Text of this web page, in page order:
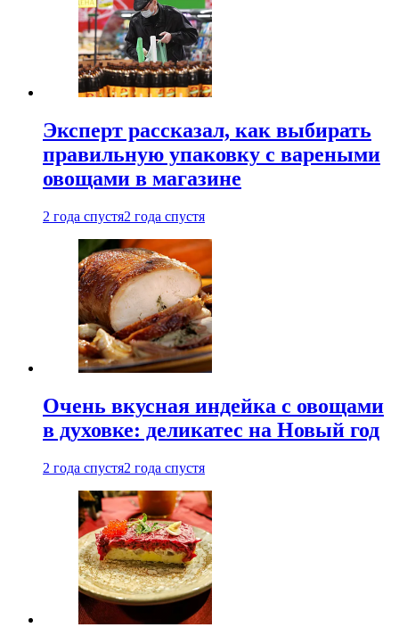
Эксперт рассказал, как выбирать
правильную упаковку с вареными
овощами в магазине
2 года спустя2 года спустя
Очень вкусная индейка с овощами
в духовке: деликатес на Новый год
2 года спустя2 года спустя